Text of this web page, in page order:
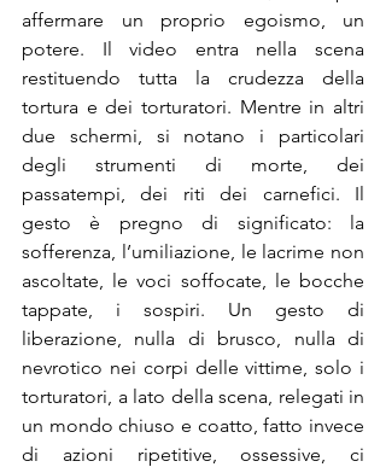
affermare un proprio egoismo, un
potere. Il video entra nella scena
restituendo tutta la crudezza della
tortura e dei torturatori. Mentre in altri
due schermi, si notano i particolari
degli strumenti di morte, dei
passatempi, dei riti dei carnefici. Il
gesto è pregno di significato: la
sofferenza, l’umiliazione, le lacrime non
ascoltate, le voci soffocate, le bocche
tappate, i sospiri. Un gesto di
liberazione, nulla di brusco, nulla di
nevrotico nei corpi delle vittime, solo i
torturatori, a lato della scena, relegati in
un mondo chiuso e coatto, fatto invece
di azioni ripetitive, ossessive, ci